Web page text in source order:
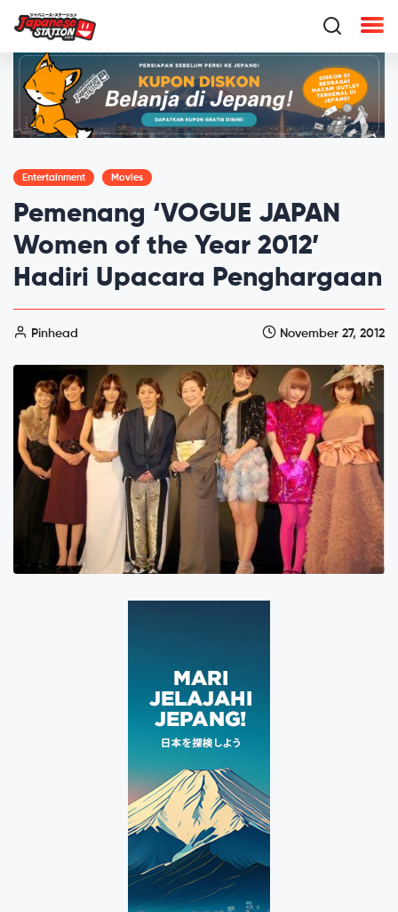
Entertainment Movies
Pemenang ‘VOGUE JAPAN
Women of the Year 2012’
Hadiri Upacara Penghargaan
Pinhead November 27, 2012